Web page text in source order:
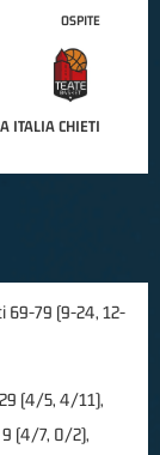
OSPITE
ITALIA CHIETI
69-79 (9-24, 12-
29 (4/5, 4/11),
9 (4/7, 0/2),